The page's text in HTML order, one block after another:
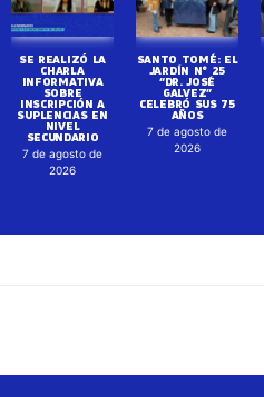
SE REALIZÓ LA
CHARLA
INFORMATIVA
SOBRE
INSCRIPCIÓN A
SUPLENCIAS EN
NIVEL
SECUNDARIO
7 de agosto de
2026
SANTO TOMÉ: EL
JARDÍN N° 25
“DR. JOSÉ
GALVEZ”
CELEBRÓ SUS 75
AÑOS
7 de agosto de
2026